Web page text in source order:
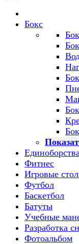
Бокс
Фитнес
Игровые
Футбол
Баскетбол
Батуты
Учебные
Разработка
Фотоальбом